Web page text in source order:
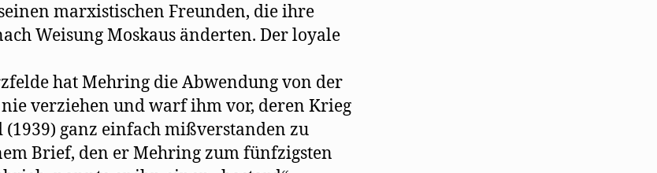
marxistischen Freunden, die ihre
Weisung Moskaus änderten. Der loyale
hat Mehring die Abwendung von der
verziehen und warf ihm vor, deren Krieg
ganz einfach mißverstanden zu
Brief, den er Mehring zum fünfzigsten